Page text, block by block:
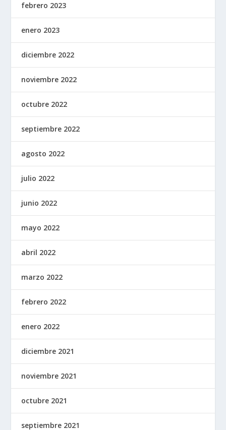
febrero 2023
enero 2023
diciembre 2022
noviembre 2022
octubre 2022
septiembre 2022
agosto 2022
julio 2022
junio 2022
mayo 2022
abril 2022
marzo 2022
febrero 2022
enero 2022
diciembre 2021
noviembre 2021
octubre 2021
septiembre 2021